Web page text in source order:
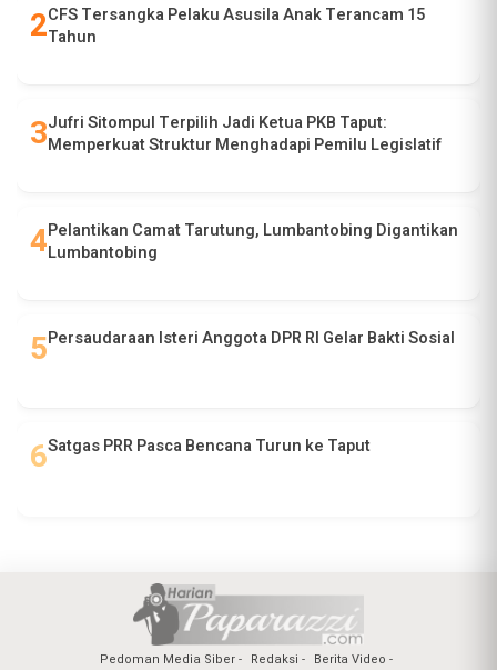
CFS Tersangka Pelaku Asusila Anak Terancam 15
Tahun
Jufri Sitompul Terpilih Jadi Ketua PKB Taput:
Memperkuat Struktur Menghadapi Pemilu Legislatif
Pelantikan Camat Tarutung, Lumbantobing Digantikan
Lumbantobing
Persaudaraan Isteri Anggota DPR RI Gelar Bakti Sosial
Satgas PRR Pasca Bencana Turun ke Taput
Pedoman Media Siber Redaksi Berita Video